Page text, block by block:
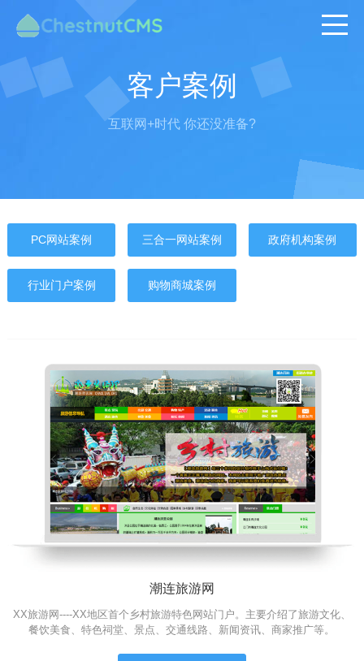
客户案例
互联网+时代 你还没准备?
PC网站案例 三合一网站案例 政府机构案例
行业门户案例 购物商城案例
潮连旅游网
XX旅游网----XX地区首个乡村旅游特色网站门户。主要介绍了旅游文化、
餐饮美食、特色祠堂、景点、交通线路、新闻资讯、商家推广等。